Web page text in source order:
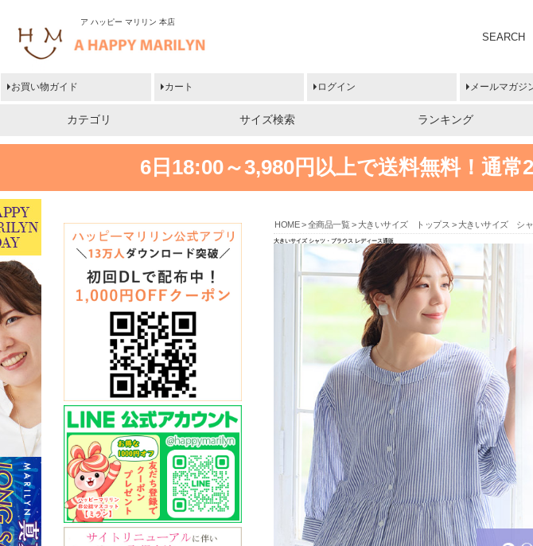
ア ハッピー マリリン 本店
SEARCH
お買い物ガイド カート ログイン メールマガジ
カテゴリ サイズ検索 ランキング
6日18:00～3,980円以上で送料無料！ 通常
HOME 全商品一覧 大きいサイズ トップス 大きいサイズ シャ
大きいサイズ シャツ・ブラウス レディース通販